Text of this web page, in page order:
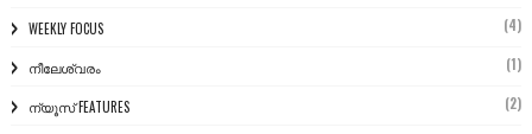
WEEKLY FOCUS (4)
നീലേശ്വരം (1)
ന്യൂസ് FEATURES (2)